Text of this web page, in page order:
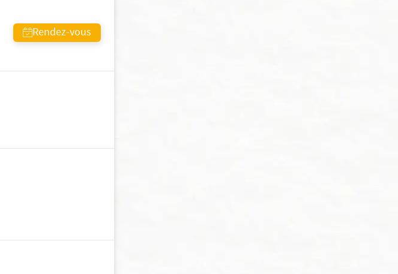
Rendez-vous